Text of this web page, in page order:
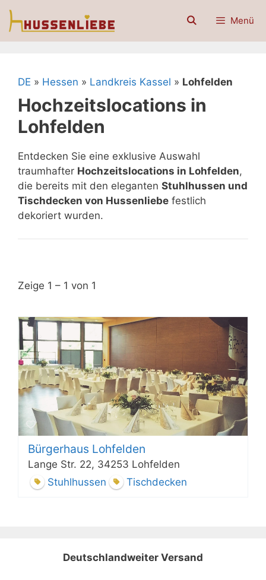
Zum
Inhalt
Menü
DE » Hessen » Landkreis Kassel » Lohfelden
Hochzeitslocations in
Lohfelden
Entdecken Sie eine exklusive Auswahl
traumhafter Hochzeitslocations in Lohfelden,
die bereits mit den eleganten Stuhlhussen und
Tischdecken von Hussenliebe festlich
dekoriert wurden.
Zeige 1 – 1 von 1
Bürgerhaus Lohfelden
Lange Str. 22, 34253 Lohfelden
Stuhlhussen
Tischdecken
Deutschlandweiter Versand